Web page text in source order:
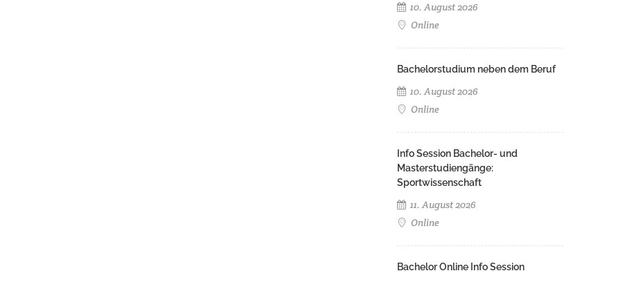
10. August 2026
Online
Bachelorstudium neben dem Beruf
10. August 2026
Online
Info Session Bachelor- und
Masterstudiengänge:
Sportwissenschaft
11. August 2026
Online
Bachelor Online Info Session